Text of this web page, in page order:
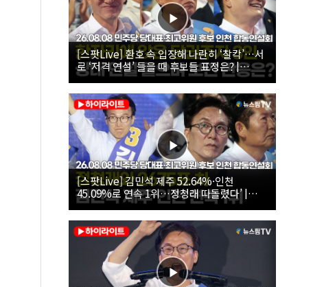
[스팟Live] 환호 속 입장해 나란히 ‘찰칵’…서
로 ‘저격 연설’ 들을 때 후보들 표정은? |
26.08.08 더불어민주당 당대표·최고위원 후
보 인천 합동연설회
[스팟Live] 김민석 제주 52.64%·인천
45.09%로 연속 1위…정청래 따돌렸다’ |
26.08.08 더불어민주당 당대표·최고위원 후
보 인천 합동연설회